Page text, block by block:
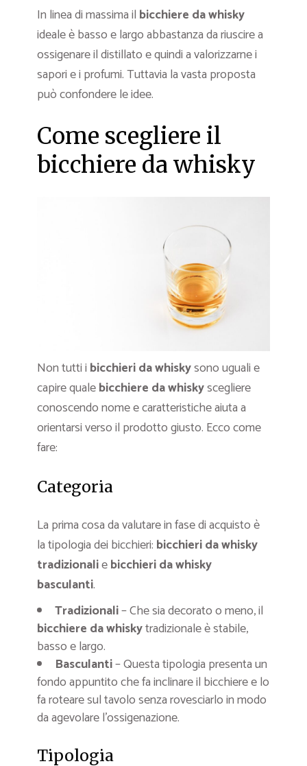
In linea di massima il bicchiere da whisky
ideale è basso e largo abbastanza da riuscire a
ossigenare il distillato e quindi a valorizzarne i
sapori e i profumi. Tuttavia la vasta proposta
può confondere le idee.
Come scegliere il
bicchiere da whisky
Non tutti i bicchieri da whiskysono uguali e
capire qualebicchiere da whiskyscegliere
conoscendo nome e caratteristiche aiuta a
orientarsi verso il prodotto giusto. Ecco come
fare:
Categoria
La prima cosa da valutare in fase di acquisto è
la tipologia dei bicchieri: bicchieri da whisky
tradizionaliebicchieri da whisky
basculanti.
Tradizionali– Che sia decorato o meno, il
bicchiere da whiskytradizionale è stabile,
basso e largo.
Basculanti– Questa tipologia presenta un
fondo appuntito che fa inclinare il bicchiere e lo
fa roteare sul tavolo senza rovesciarlo in modo
da agevolare l’ossigenazione.
Tipologia